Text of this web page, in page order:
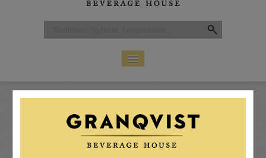
SORTIMENT
LEVERANTÖRER
CLUB
MAGASINET VINFO